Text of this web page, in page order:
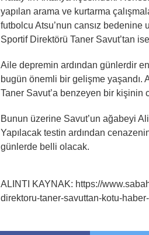
yapılan arama ve kurtarma
futbolcu Atsu’nun cansız bedenine
Sportif Direktörü Taner Savut’tan
Aile depremin ardından günlerdir
bugün önemli bir gelişme yaşandı.
Taner Savut’a benzeyen bir
Bunun üzerine Savut’un ağabeyi
Yapılacak testin ardından
günlerde belli olacak.
ALINTI KAYNAK: https://
direktoru-taner-savuttan-kotu-